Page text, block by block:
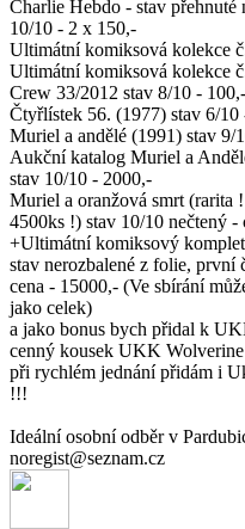
Charlie Hebdo - stav přehnuté
10/10 - 2 x 150,-
Ultimátní komiksová kolekce
Ultimátní komiksová kolekce
Crew 33/2012 stav 8/10 - 100,-
Čtyřlístek 56. (1977) stav 6/10
Muriel a andělé (1991) stav 9/
Aukční katalog Muriel a
stav 10/10 - 2000,-
Muriel a oranžová smrt (rarita
4500ks !) stav 10/10 nečtený -
+Ultimátní komiksový
stav nerozbalené z folie, první
cena - 15000,- (Ve sbírání
jako celek)
a jako bonus bych přidal k
cenný kousek UKK
při rychlém jednání přidám i
!!!
Ideální osobní odběr v
noregist@seznam.cz